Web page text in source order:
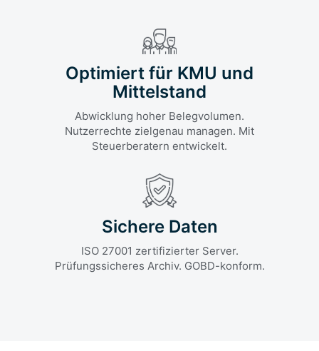
Optimiert für KMU und
Mittelstand
Abwicklung hoher Belegvolumen.
Nutzerrechte zielgenau managen. Mit
Steuerberatern entwickelt.
Sichere Daten
ISO 27001 zertifizierter Server.
Prüfungssicheres Archiv. GOBD-konform.